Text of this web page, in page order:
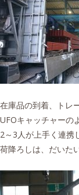
在庫品の到着、トレ
UFOキャッチャーの
2～3人が上手く連携
荷降ろしは、だいた